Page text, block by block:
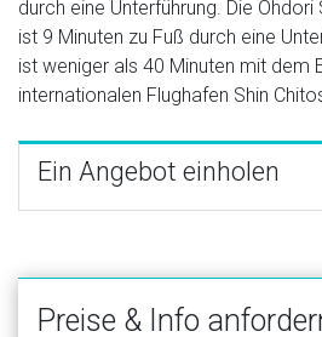
durch eine Unterführung. Die
ist 9 Minuten zu Fuß durch eine
ist weniger als 40 Minuten mit dem
internationalen Flughafen Shin
Ein Angebot einholen
Preise & Info